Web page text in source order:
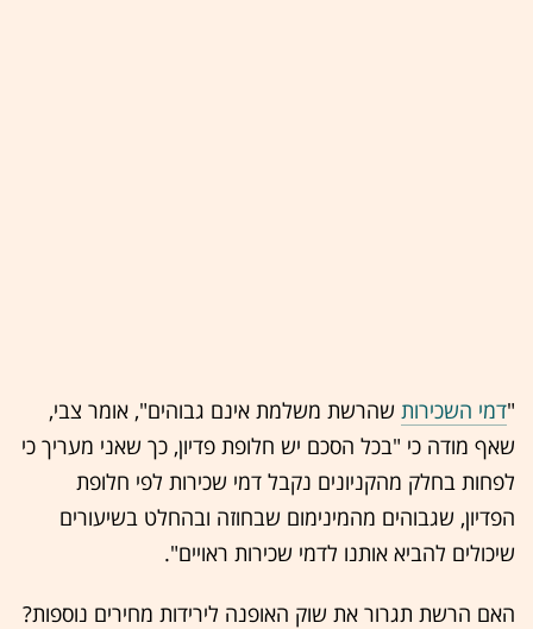
"דמי השכירות שהרשת משלמת אינם גבוהים", אומר צבי,
שאף מודה כי "בכל הסכם יש חלופת פדיון, כך שאני מעריך כי
לפחות בחלק מהקניונים נקבל דמי שכירות לפי חלופת
הפדיון, שגבוהים מהמינימום שבחוזה ובהחלט בשיעורים
שיכולים להביא אותנו לדמי שכירות ראויים".
האם הרשת תגרור את שוק האופנה לירידות מחירים נוספות?